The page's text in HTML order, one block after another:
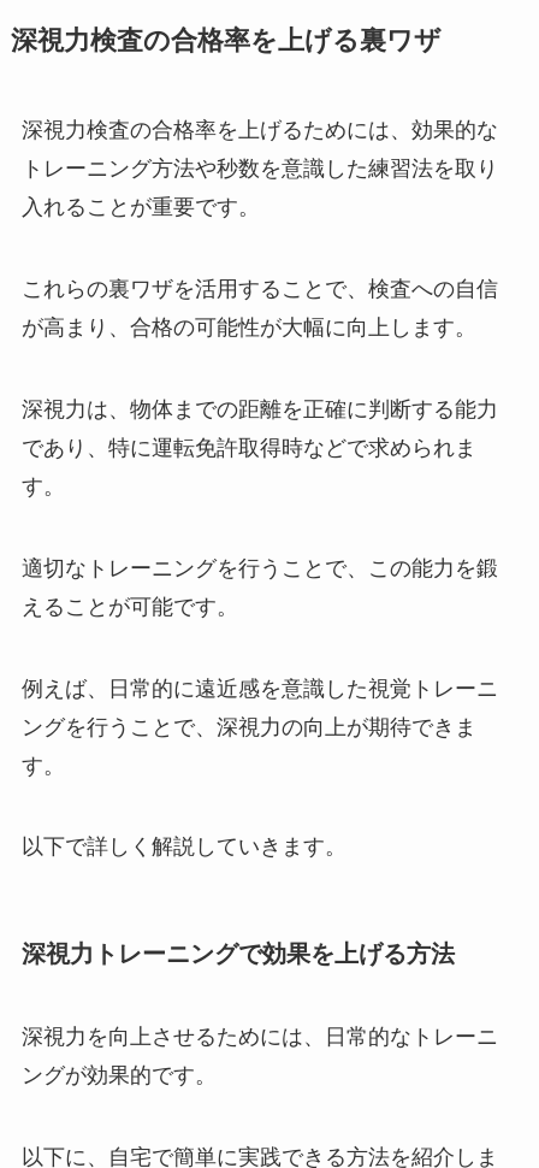
深視力検査の合格率を上げる裏ワザ
深視力検査の合格率を上げるためには、効果的な
トレーニング方法や秒数を意識した練習法を取り
入れることが重要です。
これらの裏ワザを活用することで、検査への自信
が高まり、合格の可能性が大幅に向上します。
深視力は、物体までの距離を正確に判断する能力
であり、特に運転免許取得時などで求められま
す。
適切なトレーニングを行うことで、この能力を鍛
えることが可能です。
例えば、日常的に遠近感を意識した視覚トレーニ
ングを行うことで、深視力の向上が期待できま
す。
以下で詳しく解説していきます。
深視力トレーニングで効果を上げる方法
深視力を向上させるためには、日常的なトレーニ
ングが効果的です。
以下に、自宅で簡単に実践できる方法を紹介しま